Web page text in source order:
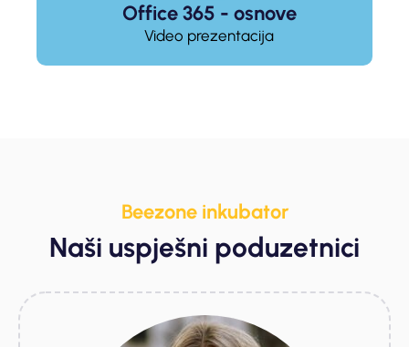
Office 365 - osnove
Video prezentacija
Beezone inkubator
Naši uspješni poduzetnici